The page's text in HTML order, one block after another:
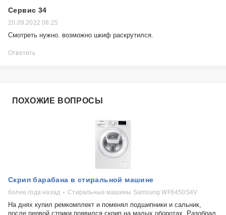
Сервис 34
20.09.2022 08:25
Смотреть нужно. возможно шкиф раскрутился.
Ответить
ПОХОЖИЕ ВОПРОСЫ
Скрип барабана в стиральной машине
более года назад Стиральные машины Samsung WF6450S4V
На днях купил ремкомплект и поменял подшипники и сальник,
после первой стрики появился скрип на малых оборотах. Разобрал,